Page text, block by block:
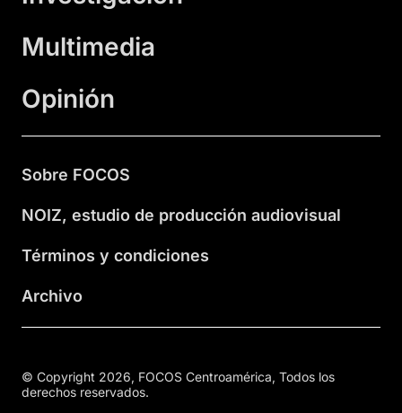
Multimedia
Opinión
Sobre FOCOS
NOIZ, estudio de producción audiovisual
Términos y condiciones
Archivo
© Copyright 2026, FOCOS Centroamérica, Todos los
derechos reservados.